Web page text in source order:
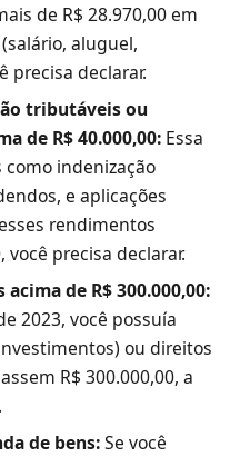
de R$ 28.970,00 em
aluguel,
precisa declarar.
tributáveis ou
de R$ 40.000,00: Essa
indenização
e aplicações
rendimentos
você precisa declarar.
de R$ 300.000,00:
2023, você possuía
ou direitos
R$ 300.000,00, a
de bens:Se você